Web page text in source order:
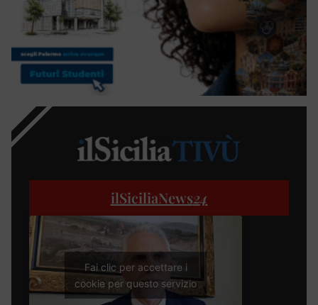
ilSiciliaNews24
Fai clic per accettare i
cookie per questo servizio